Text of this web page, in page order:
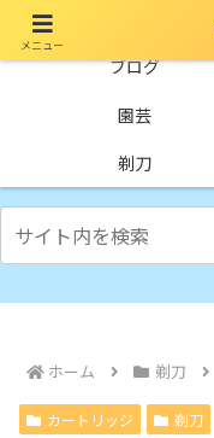
ブログ
園芸
剃刀
ホーム 剃刀
カートリッジ 剃刀
メニュー